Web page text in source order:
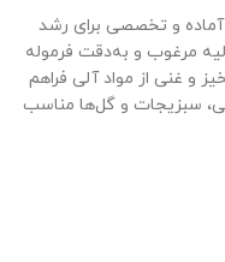
ترکیبی آماده و تخصصی برای رشد
مرغوب و به‌دقت فرموله
غنی از مواد آلی فراهم
سبزیجات و گل‌ها مناسب